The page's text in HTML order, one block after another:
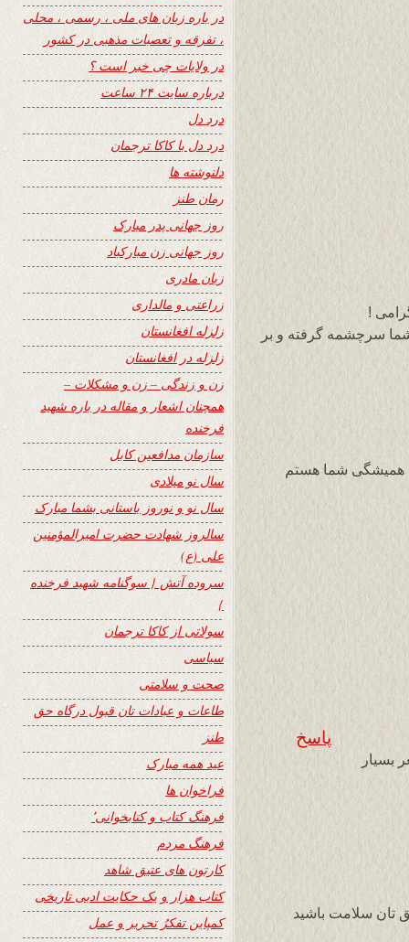
!
سرچشمه گرفته و بر
همیشگی شما هستم
بسیار
پاسخ
تان سلامت باشید
در باره زبان های ملی ، رسمی ، محلی
، تفرقه و تعصبات مذهبی در کشور
در ولایات چی خبر است ؟
درباره سایت ۲۴ ساعت
درد دل
درد دل با کاکا ترجمان
دلنوشته ها
رمان طنز
روز جهانی پدر مبارک
روز جهانی زن مبارکباد
زبان مادری
زراعتی و مالداری
زلزله افغانستان
زلزله در افغانستان
زن و زندگی – زن و مشکلات –
همچنان اشعار و مقاله در باره شهید
فرخنده
سازمان مدافعین کابل
سال نو میلادی
سال نو و نوروز باستانی بشما مبارک
سالروز شهادت حضرت امیرالمؤمنین
علی (ع)
سروده آتش { سوگنامه شهید فرخنده
}
سولاتی از کاکا ترجمان
سیاسی
صحت و سلامتی
طاعات و عبادات تان قبول درگاه حق
طنز
عید همه مبارک
فراخوان ها
فرهنگ کتاب و کتابخوانی٬
فرهنگ مردم
کارتون های عتیق شاهد
کتاب هزار و یک حکایت ادبی تاریخی
کمپاین تفکرُ تحریر و عمل